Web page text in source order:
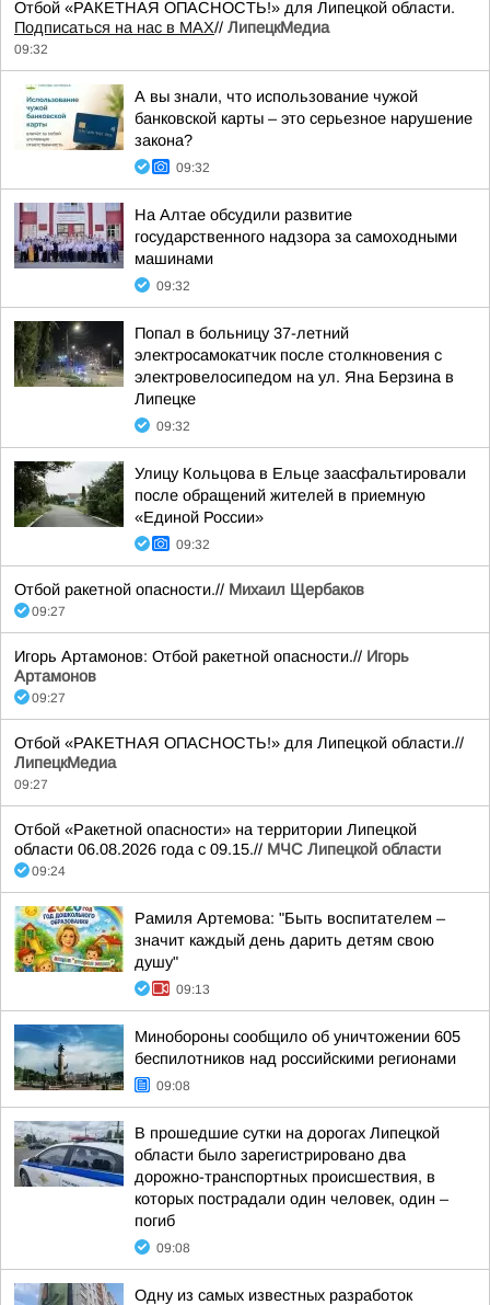
Отбой «РАКЕТНАЯ ОПАСНОСТЬ!» для Липецкой области.
Подписаться на нас в МАХ// ЛипецкМедиа
09:32
А вы знали, что использование чужой
банковской карты – это серьезное нарушение
закона?
09:32
На Алтае обсудили развитие
государственного надзора за самоходными
машинами
09:32
Попал в больницу 37-летний
электросамокатчик после столкновения с
электровелосипедом на ул. Яна Берзина в
Липецке
09:32
Улицу Кольцова в Ельце заасфальтировали
после обращений жителей в приемную
«Единой России»
09:32
Отбой ракетной опасности.// Михаил Щербаков
09:27
Игорь Артамонов: Отбой ракетной опасности.// Игорь
Артамонов
09:27
Отбой «РАКЕТНАЯ ОПАСНОСТЬ!» для Липецкой области.//
ЛипецкМедиа
09:27
Отбой «Ракетной опасности» на территории Липецкой
области 06.08.2026 года с 09.15.// МЧС Липецкой области
09:24
Рамиля Артемова: "Быть воспитателем –
значит каждый день дарить детям свою
душу"
09:13
Минобороны сообщило об уничтожении 605
беспилотников над российскими регионами
09:08
В прошедшие сутки на дорогах Липецкой
области было зарегистрировано два
дорожно-транспортных происшествия, в
которых пострадали один человек, один –
погиб
09:08
Одну из самых известных разработок